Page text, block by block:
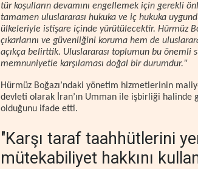
tür koşulların devamını engellemek için gerekli
tamamen uluslararası hukuka ve iç hukuka
ülkeleriyle istişare içinde yürütülecektir. Hürmüz
çıkarlarını ve güvenliğini koruma hem de
açıkça belirttik. Uluslararası toplumun bu önemli
memnuniyetle karşılaması doğal bir durumdur."
Hürmüz Boğazı’ndaki yönetim hizmetlerinin
devleti olarak İran’ın Umman ile işbirliği
olduğunu ifade etti.
"Karşı taraf taahhütlerini
mütekabiliyet hakkını